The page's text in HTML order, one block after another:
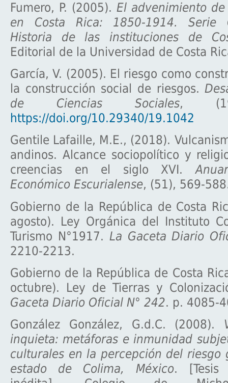
Fumero, P. (2005). El advenimiento
en Costa Rica: 1850-1914. Serie
Historia de las instituciones de
Editorial de la Universidad de Costa
García, V. (2005). El riesgo como
la construcción social de riesgos.
de Ciencias Sociales,
https://doi.org/10.29340/19.1042
Gentile Lafaille, M.E., (2018).
andinos. Alcance sociopolítico y
creencias en el siglo XVI.
Económico Escurialense, (51), 569-
Gobierno de la República de Costa
agosto). Ley Orgánica del Instituto
Turismo N°1917. La Gaceta Diario
2210-2213.
Gobierno de la República de Costa
octubre). Ley de Tierras y
Gaceta Diario Oficial N° 242. p. 4085-
González González, G.d.C. (2008).
inquieta: metáforas e inmunidad
culturales en la percepción del riesgo
estado de Colima, México. [Tesis